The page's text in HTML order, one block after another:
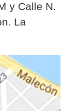
y Calle N.
La